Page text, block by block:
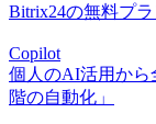
Bitrix24の無料プ
Copilot
個人のAI活用か
階の自動化」